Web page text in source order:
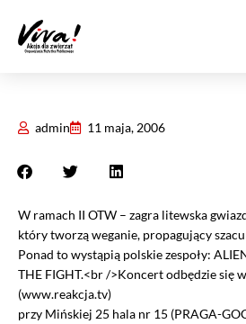
treści
admin 11 maja, 2006
W ramach II OTW – zagra litewska
który tworzą weganie, propagujący
Ponad to wystąpią polskie zespoły:
THE FIGHT.<br />Koncert odbędzie się
(www.reakcja.tv)
przy Mińskiej 25 hala nr 15 (PRAGA-